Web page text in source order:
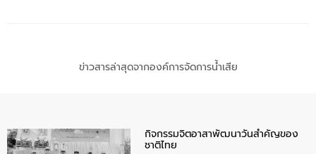
ข่าวสารล่าสุดจากองค์การจัดการน้ำเสีย
กิจกรรมจิตอาสาพัฒนาวันสําคัญของ
ชาติไทย